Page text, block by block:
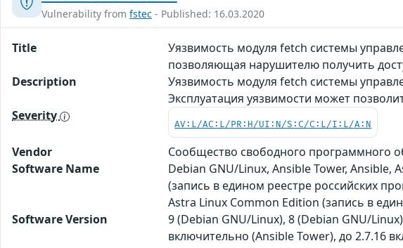
Vulnerability from fstec - Published: 16.03.2020
Title
Уязвимость модуля fetch системы
позволяющая нарушителю получить
Description
Уязвимость модуля fetch системы
Эксплуатация уязвимости может
Severity
AV:L/AC:L/PR:H/UI:N/S:C/C:L/I:L/A:N
Vendor
Сообщество свободного программного
Software Name
Debian GNU/Linux, Ansible Tower,
(запись в едином реестре российских
Astra Linux Common Edition (запись в
Software Version
9 (Debian GNU/Linux), 8 (Debian GNU/
включительно (Ansible Tower), до 2.7.16